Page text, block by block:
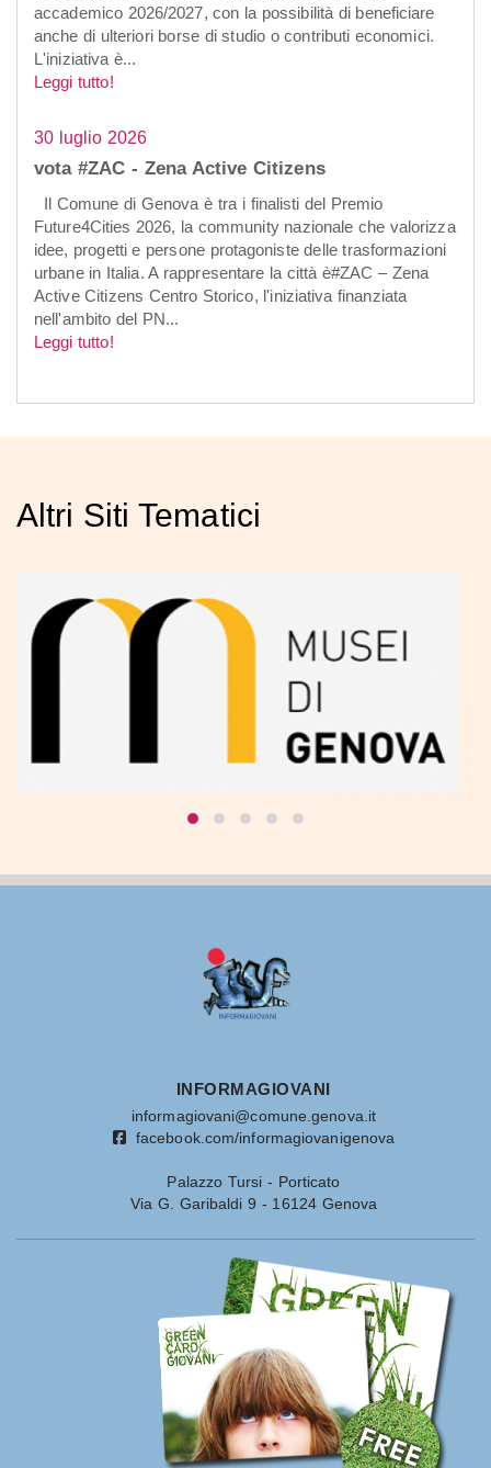
accademico 2026/2027, con la possibilità di beneficiare
anche di ulteriori borse di studio o contributi economici.
L'iniziativa è...
Leggi tutto!
30 luglio 2026
vota #ZAC - Zena Active Citizens
Il Comune di Genova è tra i finalisti del Premio
Future4Cities 2026, la community nazionale che valorizza
idee, progetti e persone protagoniste delle trasformazioni
urbane in Italia. A rappresentare la città è#ZAC – Zena
Active Citizens Centro Storico, l'iniziativa finanziata
nell'ambito del PN...
Leggi tutto!
Altri Siti Tematici
INFORMAGIOVANI
informagiovani@comune.genova.it
facebook.com/informagiovanigenova
Palazzo Tursi - Porticato
Via G. Garibaldi 9 - 16124 Genova